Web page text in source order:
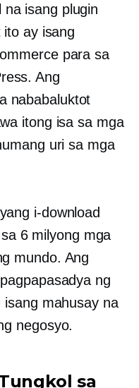
isang plugin
ay isang
para sa
Ang
nababaluktot
itong isa sa mga
uri sa mga
i-download
6 milyong mga
mundo. Ang
ng
isang mahusay na
negosyo.
sa